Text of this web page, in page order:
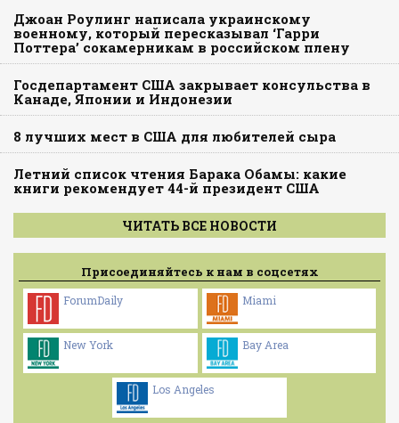
Джоан Роулинг написала украинскому
военному, который пересказывал ‘Гарри
Поттера’ сокамерникам в российском плену
Госдепартамент США закрывает консульства в
Канаде, Японии и Индонезии
8 лучших мест в США для любителей сыра
Летний список чтения Барака Обамы: какие
книги рекомендует 44-й президент США
ЧИТАТЬ ВСЕ НОВОСТИ
Присоединяйтесь к нам в соцсетях
ForumDaily Miami
New York Bay Area
Los Angeles